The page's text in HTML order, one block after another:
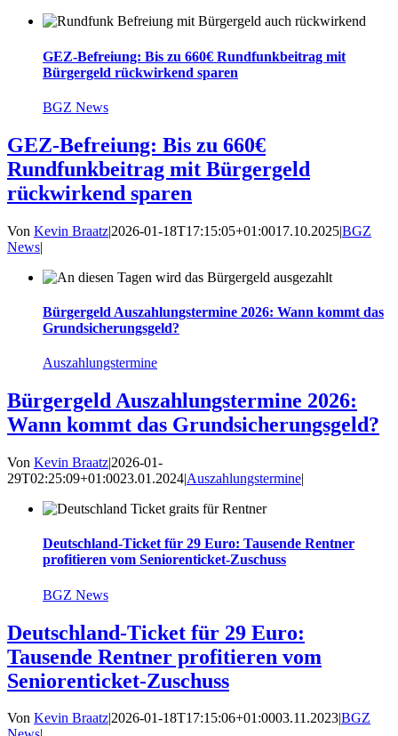
GEZ-Befreiung: Bis zu 660€ Rundfunkbeitrag mit
Bürgergeld rückwirkend sparen
BGZ News
GEZ-Befreiung: Bis zu 660€
Rundfunkbeitrag mit Bürgergeld
rückwirkend sparen
Von Kevin Braatz|2026-01-18T17:15:05+01:0017.10.2025|BGZ
News|
Bürgergeld Auszahlungstermine 2026: Wann kommt das
Grundsicherungsgeld?
Auszahlungstermine
Bürgergeld Auszahlungstermine 2026:
Wann kommt das Grundsicherungsgeld?
Von Kevin Braatz|2026-01-
29T02:25:09+01:0023.01.2024|Auszahlungstermine|
Deutschland-Ticket für 29 Euro: Tausende Rentner
profitieren vom Seniorenticket-Zuschuss
BGZ News
Deutschland-Ticket für 29 Euro:
Tausende Rentner profitieren vom
Seniorenticket-Zuschuss
Von Kevin Braatz2026-01-18T17:15:06+01:0003.11.2023BGZ